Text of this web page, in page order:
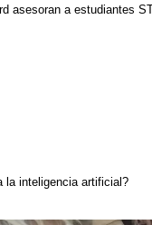
asesoran a estudiantes
la inteligencia artificial?